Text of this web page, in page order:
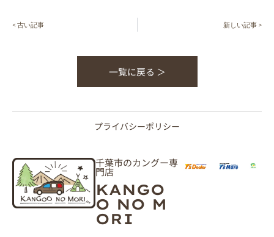
< 古い記事 新しい記事 >
一覧に戻る ＞
プライバシーポリシー
千葉市のカングー専
門店
KANGO
O NO M
ORI